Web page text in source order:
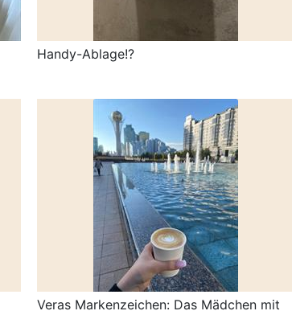
Handy-Ablage!?
Veras Markenzeichen: Das Mädchen mit